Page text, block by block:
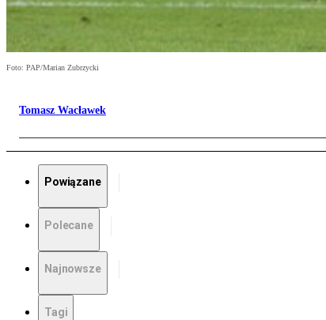
Foto: PAP/Marian Zubrzycki
Tomasz Wacławek
Powiązane
Polecane
Najnowsze
Tagi